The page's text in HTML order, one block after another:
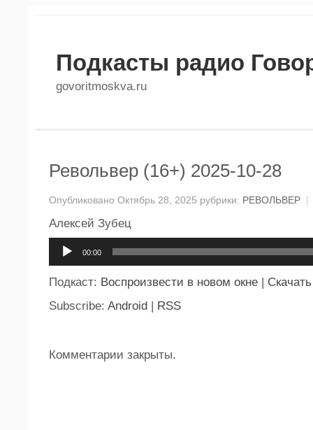
Подкасты радио
govoritmoskva.ru
Револьвер (16+) 2025-10-28
Опубликовано Октябрь 28, 2025 рубрики: РЕВОЛЬВЕР |
Алексей Зубец
00:00
Подкаст: Воспроизвести в новом окне | Скачать
Subscribe: Android | RSS
Комментарии закрыты.